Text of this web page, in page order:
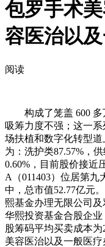
包罗手术
容医治以
阅读
构成了笼盖 600 多
吸筹力度不强；这一
场扶植和数字化转型
为：洗护类87.57%，
0.60%，目前股价接近
A（011403）位居第
中，总市值52.77亿元
熙基金办理无限公司
华熙投资基金合股企
股筹码平均买卖成本
美容医治以及一般医